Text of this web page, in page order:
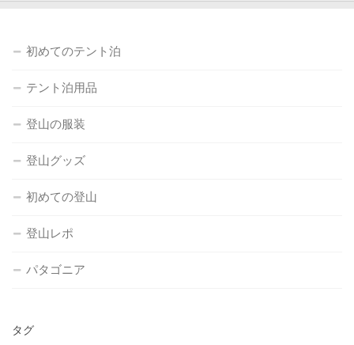
初めてのテント泊
テント泊用品
登山の服装
登山グッズ
初めての登山
登山レポ
パタゴニア
タグ